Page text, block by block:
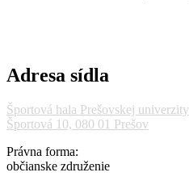
Adresa sídla
Športová hala Prešovskej univerzity
Športová 10, 080 01 Prešov
Právna forma:
občianske združenie